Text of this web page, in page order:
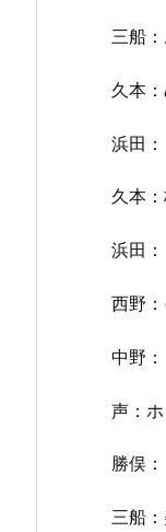
三船
久本
浜田
久本
浜田
西野
中野
声：
勝俣
三船：